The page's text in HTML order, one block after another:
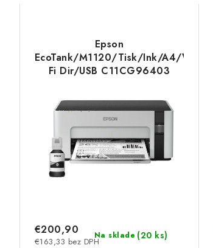
Epson
EcoTank/M1120/Tisk/Ink/A4/Wi-
Fi Dir/USB C11CG96403
Na sklade (20 ks)
€163,33 bez DPH
€200,90